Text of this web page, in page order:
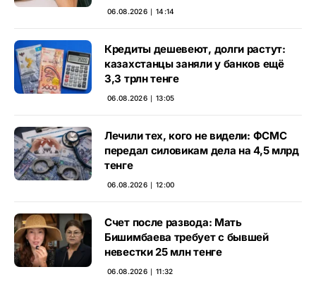
06.08.2026 ∣ 14:14
Кредиты дешевеют, долги растут:
казахстанцы заняли у банков ещё
3,3 трлн тенге
06.08.2026 ∣ 13:05
Лечили тех, кого не видели: ФСМС
передал силовикам дела на 4,5 млрд
тенге
06.08.2026 ∣ 12:00
Счет после развода: Мать
Бишимбаева требует с бывшей
невестки 25 млн тенге
06.08.2026 ∣ 11:32